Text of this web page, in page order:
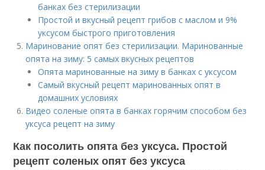
банках без стерилизации
Простой и вкусный рецепт грибов с маслом и 9%
уксусом быстрого приготовления
Маринование опят без стерилизации. Маринованные
опята на зиму: 5 самых вкусных рецептов
Опята маринованные на зиму в банках с уксусом
Самый вкусный рецепт маринованных опят в
домашних условиях
Видео соленые опята в банках горячим способом без
уксуса рецепт на зиму
Как посолить опята без уксуса. Простой
рецепт соленых опят без уксуса